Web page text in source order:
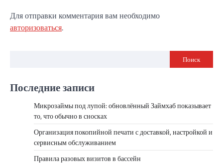
Для отправки комментария вам необходимо
авторизоваться.
Поиск
Последние записи
Микрозаймы под лупой: обновлённый Займхаб показывает
то, что обычно в сносках
Организация покопийной печати с доставкой, настройкой и
сервисным обслуживанием
Правила разовых визитов в бассейн